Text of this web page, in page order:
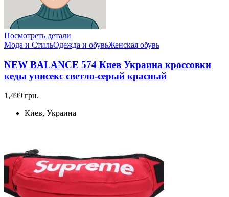
Посмотреть детали
Мода и СтильОдежда и обувьЖенская обувь
NEW BALANCE 574 Киев Украина кроссовки
кеды унисекс светло-серый красный
1,499 грн.
Киев, Украина